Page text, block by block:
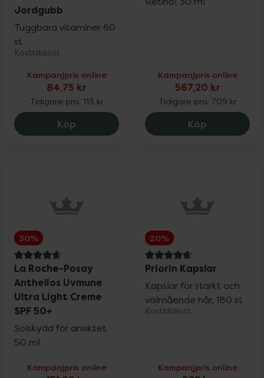
Trixie 20%
Wartner
Wella Professionals
Wellibites
Wild 15%
Nailner och Wortie
Vårt eget varumärke 25%
Jordgubb
Tuggbara vitaminer 60
st
Kosttillskott
Kampanjpris online
84,75 kr
Tidigare pris: 113 kr
Köp Monkids Multivitamin Jordgubb, 84.75
Kampanjpris online
567,20 kr
Tidigare pris: 709 kr
Köp Medik8
30%
4.8 av 5 i omdöme
La Roche-Posay
Anthelios Uvmune
Ultra Light Creme
SPF 50+
Solskydd för ansiktet
50 ml
Kampanjpris online
20%
4.7 av 5 i omdöme
Priorin Kapslar
Kapslar för starkt och
välmående hår, 180 st
Kosttillskott
Kampanjpris online